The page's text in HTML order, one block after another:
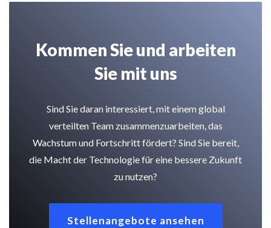
Kommen Sie und arbeiten
Sie mit uns
Sind Sie daran interessiert, mit einem global
verteilten Team zusammenzuarbeiten, das
Wachstum und Fortschritt fördert? Sind Sie bereit,
die Macht der Technologie für eine bessere Zukunft
zu nutzen?
Stellenangebote ansehen